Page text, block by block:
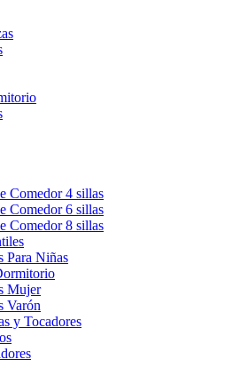
Comedor 4 sillas
Comedor 6 sillas
Comedor 8 sillas
Para Niñas
Mujer
Varón
y Tocadores